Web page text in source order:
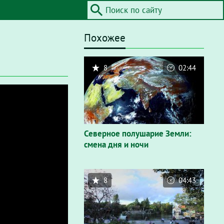
Похожее
Северное полушарие Земли:
смена дня и ночи
8 02:44
8 04:43